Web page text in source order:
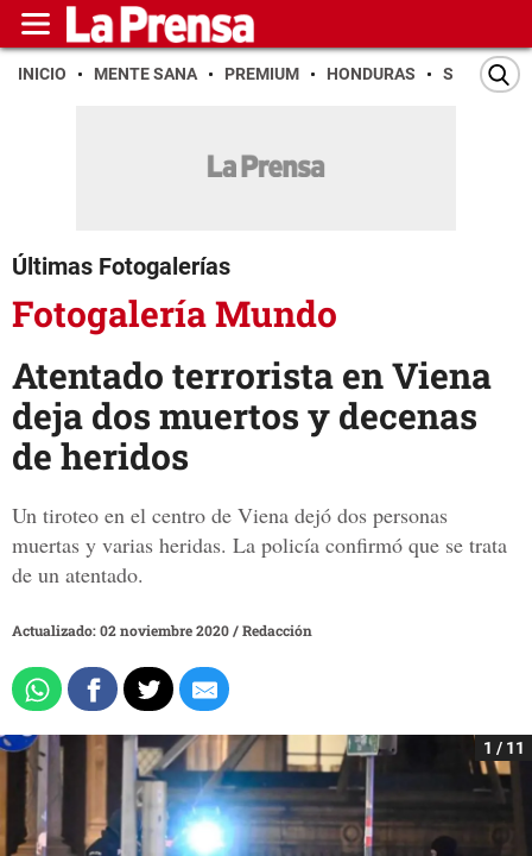
INICIO MENTE SANA PREMIUM HONDURAS SAN PEDRO
Últimas Fotogalerías
Fotogalería Mundo
Atentado terrorista en Viena
deja dos muertos y decenas
de heridos
Un tiroteo en el centro de Viena dejó dos personas
muertas y varias heridas. La policía confirmó que se trata
de un atentado.
Actualizado: 02 noviembre 2020/Redacción
1 / 11